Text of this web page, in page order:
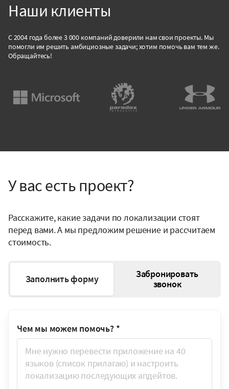
Наши клиенты
С 2004 года более 3 000 компаний доверили нам свои проекты. Мы
помогли им решить амбициозные задачи; хотим помочь вам тем же.
Обращайтесь!
У вас есть проект?
Расскажите, какие задачи по локализации стоят
перед вами. А мы предложим решение и рассчитаем
стоимость.
Заполнить форму
Забронировать
звонок
Чем мы можем помочь? *